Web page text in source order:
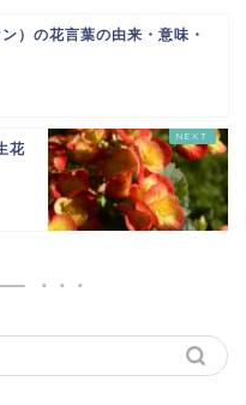
）の花言葉の由来・意味・
花